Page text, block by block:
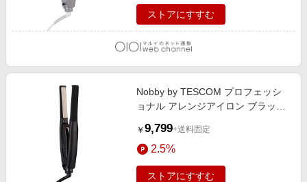
ストアにすすむ
Nobby by TESCOM プロフェッシ
ョナル アレンジアイロン ブラック
￥ 9,799+送料固定
2.5%
ストアにすすむ